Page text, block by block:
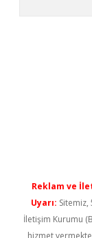
Reklam ve
Uyarı: Sitemiz,
İletişim Kurumu
hizmet